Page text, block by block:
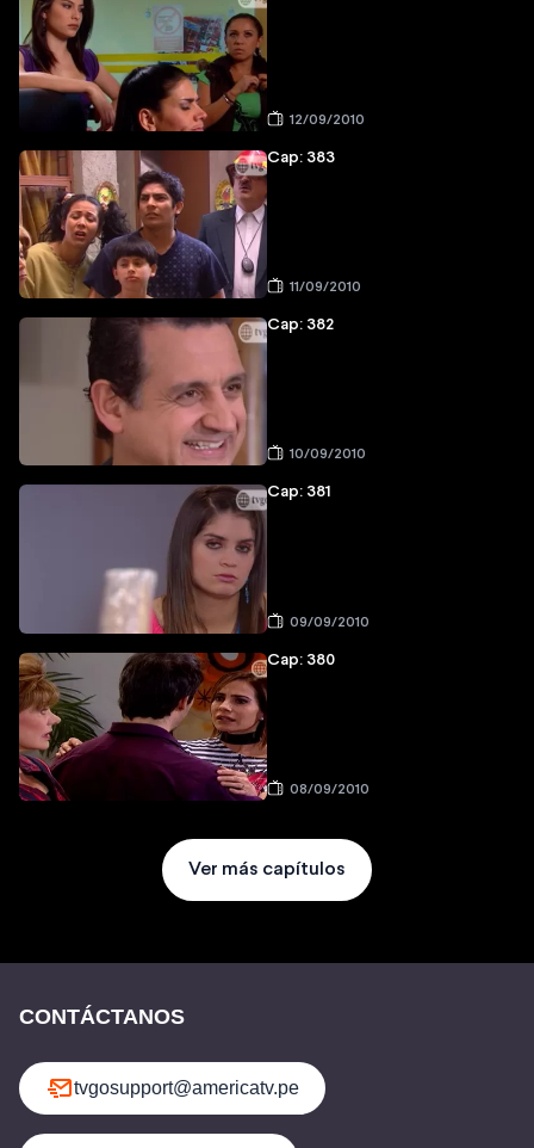
12/09/2010
Cap: 383
11/09/2010
Cap: 382
10/09/2010
Cap: 381
09/09/2010
Cap: 380
08/09/2010
Ver más capítulos
CONTÁCTANOS
tvgosupport@americatv.pe